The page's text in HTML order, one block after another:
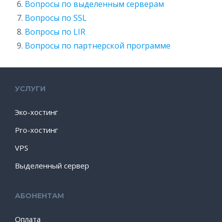
Вопросы по выделенным серверам
Вопросы по SSL
Вопросы по LIR
Вопросы по партнерской программе
УСЛУГИ
Эко-хостинг
Pro-хостинг
VPS
Выделенный сервер
АБОНЕНТАМ
Оплата